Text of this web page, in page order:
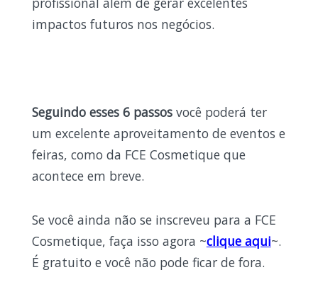
impactos futuros nos negócios.
Seguindo esses 6 passosvocê poderá ter
um excelente aproveitamento de eventos e
feiras, como da FCE Cosmetique que
acontece em breve.
Se você ainda não se inscreveu para a FCE
Cosmetique, faça isso agora ~clique aqui~.
É gratuito e você não pode ficar de fora.